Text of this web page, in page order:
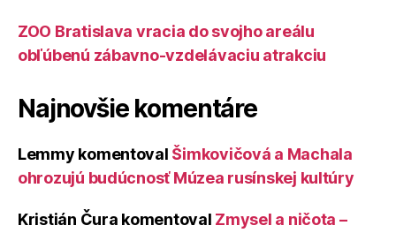
ZOO Bratislava vracia do svojho areálu
obľúbenú zábavno-vzdelávaciu atrakciu
Najnovšie komentáre
Lemmy komentoval Šimkovičová a Machala
ohrozujú budúcnosť Múzea rusínskej kultúry
Kristián Čura komentoval Zmysel a ničota –